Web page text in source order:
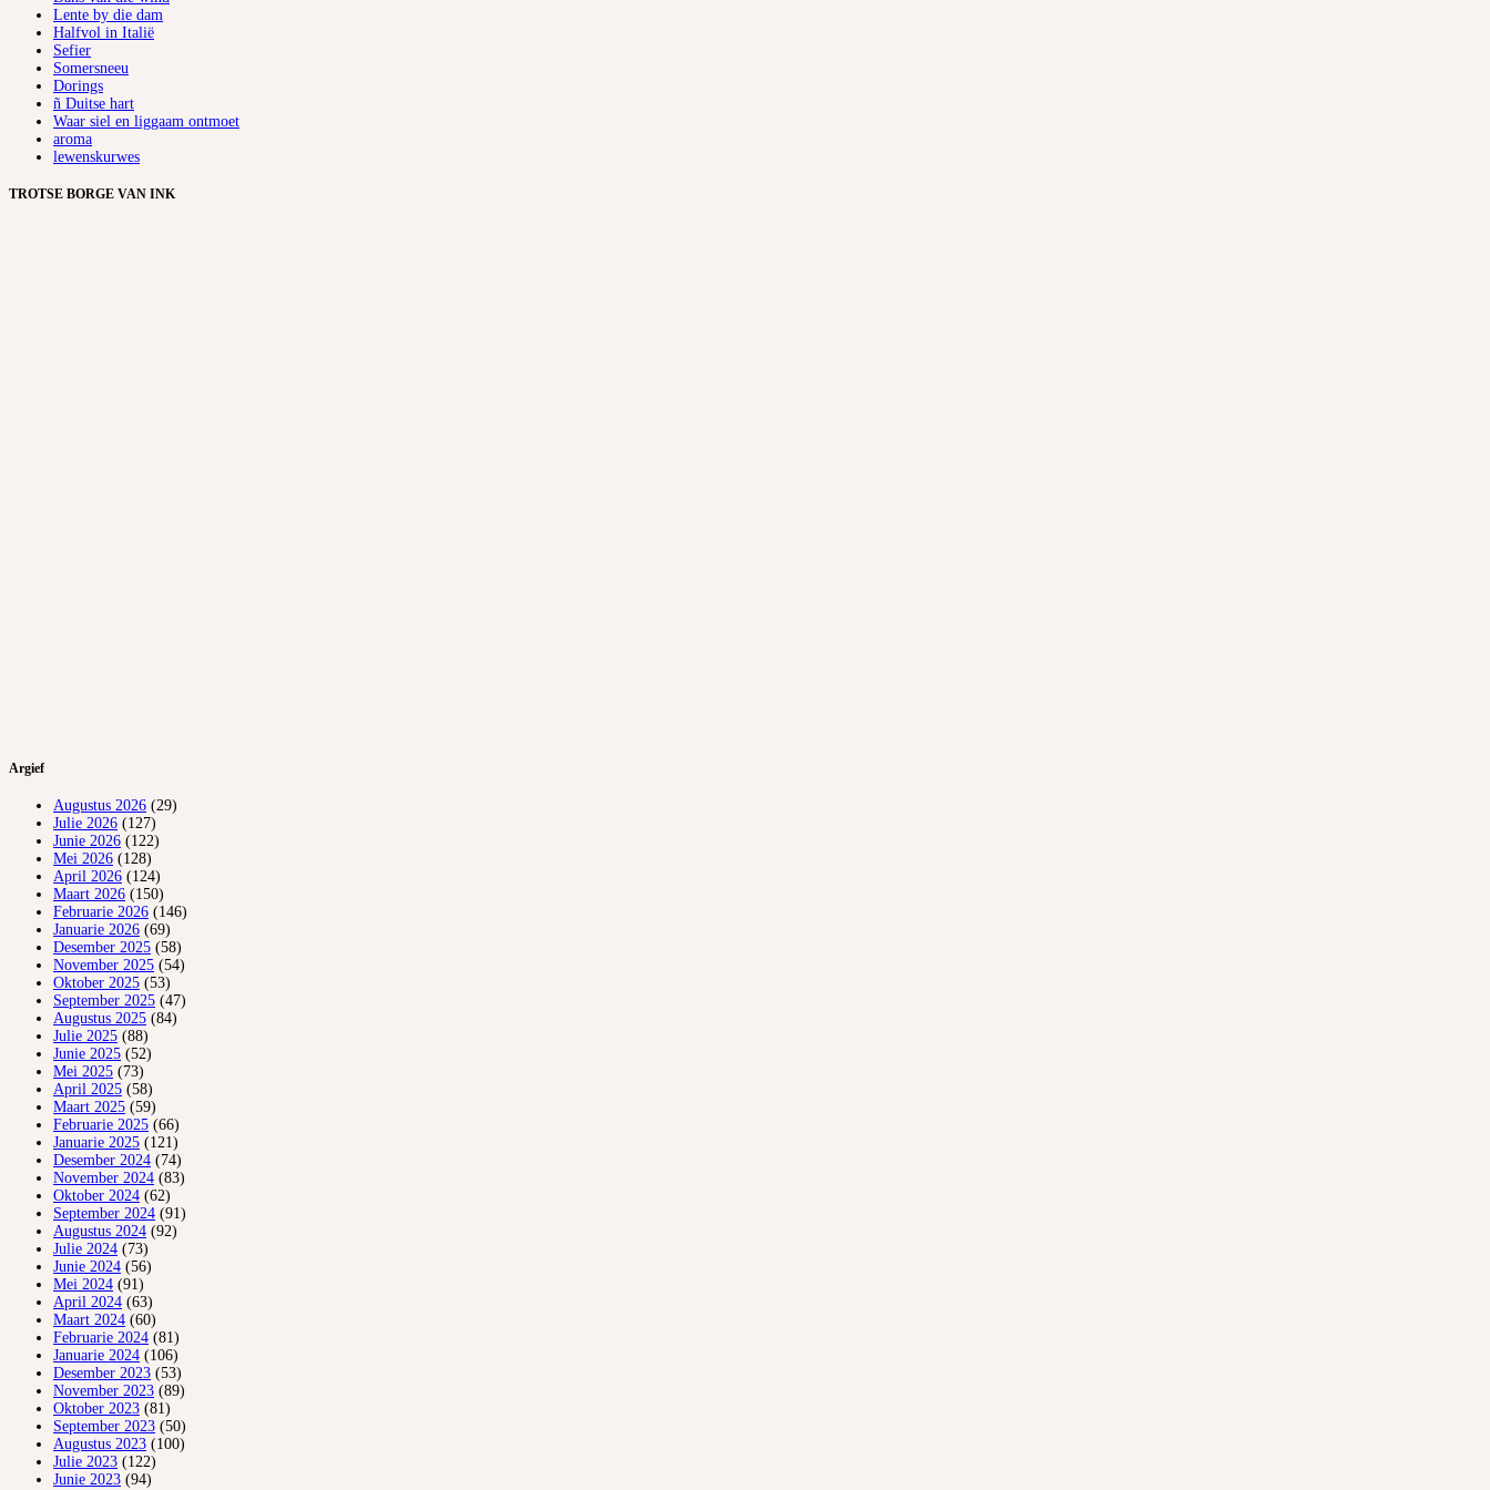
Lente by die dam
Halfvol in Italië
Sefier
Somersneeu
Dorings
ñ Duitse hart
Waar siel en liggaam ontmoet
aroma
lewenskurwes
TROTSE BORGE VAN INK
Argief
Augustus 2026 (29)
Julie 2026 (127)
Junie 2026 (122)
Mei 2026 (128)
April 2026 (124)
Maart 2026 (150)
Februarie 2026 (146)
Januarie 2026 (69)
Desember 2025 (58)
November 2025 (54)
Oktober 2025 (53)
September 2025 (47)
Augustus 2025 (84)
Julie 2025 (88)
Junie 2025 (52)
Mei 2025 (73)
April 2025 (58)
Maart 2025 (59)
Februarie 2025 (66)
Januarie 2025 (121)
Desember 2024 (74)
November 2024 (83)
Oktober 2024 (62)
September 2024 (91)
Augustus 2024 (92)
Julie 2024 (73)
Junie 2024 (56)
Mei 2024 (91)
April 2024 (63)
Maart 2024 (60)
Februarie 2024 (81)
Januarie 2024 (106)
Desember 2023 (53)
November 2023 (89)
Oktober 2023 (81)
September 2023 (50)
Augustus 2023 (100)
Julie 2023 (122)
Junie 2023 (94)